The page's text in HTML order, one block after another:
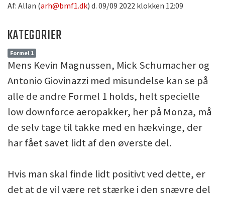
Af: Allan (arh@bmf1.dk) d. 09/09 2022 klokken 12:09
KATEGORIER
Formel 1
Mens Kevin Magnussen, Mick Schumacher og
Antonio Giovinazzi med misundelse kan se på
alle de andre Formel 1 holds, helt specielle
low downforce aeropakker, her på Monza, må
de selv tage til takke med en hækvinge, der
har fået savet lidt af den øverste del.
Hvis man skal finde lidt positivt ved dette, er
det at de vil være ret stærke i den snævre del